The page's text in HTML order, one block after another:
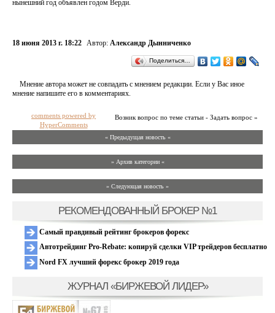
нынешний год объявлен годом Верди.
18 июня 2013 г. 18:22 Автор: Александр Дынниченко
Поделиться…
Мнение автора может не совпадать с мнением редакции. Если у Вас иное
мнение напишите его в комментариях.
Возник вопрос по теме статьи - Задать вопрос »
comments powered by
HyperComments
« Предыдущая новость «
» Архив категории «
» Следующая новость »
РЕКОМЕНДОВАННЫЙ БРОКЕР №1
Самый правдивый рейтинг брокеров форекс
Автотрейдинг Pro-Rebate: копируй сделки VIP трейдеров бесплатно
Nord FX лучший форекс брокер 2019 года
ЖУРНАЛ «БИРЖЕВОЙ ЛИДЕР»